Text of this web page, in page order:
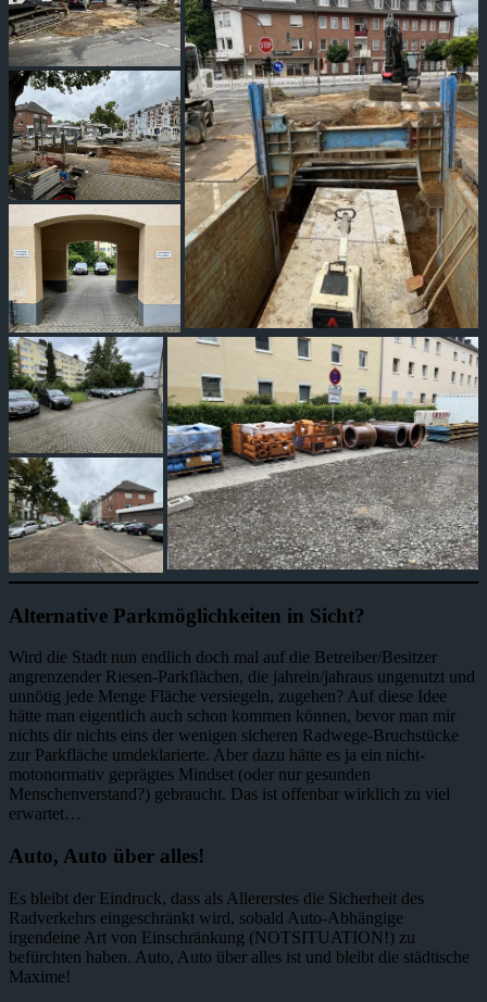
Alternative Parkmöglichkeiten in Sicht?
Wird die Stadt nun endlich doch mal auf die Betreiber/Besitzer
angrenzender Riesen-Parkflächen, die jahrein/jahraus ungenutzt und
unnötig jede Menge Fläche versiegeln, zugehen? Auf diese Idee
hätte man eigentlich auch schon kommen können, bevor man mir
nichts dir nichts eins der wenigen sicheren Radwege-Bruchstücke
zur Parkfläche umdeklarierte. Aber dazu hätte es ja ein nicht-
motonormativ geprägtes Mindset (oder nur gesunden
Menschenverstand?) gebraucht. Das ist offenbar wirklich zu viel
erwartet…
Auto, Auto über alles!
Es bleibt der Eindruck, dass als Allererstes die Sicherheit des
Radverkehrs eingeschränkt wird, sobald Auto-Abhängige
irgendeine Art von Einschränkung (NOTSITUATION!) zu
befürchten haben. Auto, Auto über alles ist und bleibt die städtische
Maxime!